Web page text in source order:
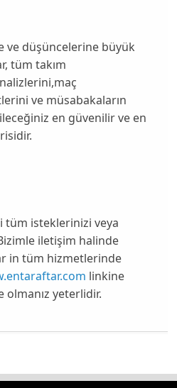
ve düşüncelerine büyük
tüm takım
ve müsabakaların
en güvenilir ve en
tüm isteklerinizi veya
iletişim halinde
in tüm hizmetlerinde
linkine
olmanız yeterlidir.